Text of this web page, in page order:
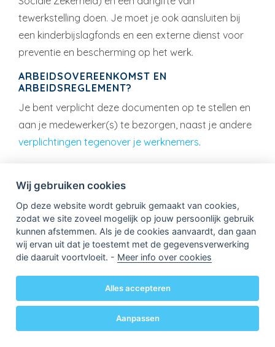
tewerkstelling doen. Je moet je ook aansluiten bij
een kinderbijslagfonds en een externe dienst voor
preventie en bescherming op het werk.
ARBEIDSOVEREENKOMST EN
ARBEIDSREGLEMENT?
Je bent verplicht deze documenten op te stellen en
aan je medewerker(s) te bezorgen, naast je andere
verplichtingen tegenover je werknemers.
JE WERKNEMERS VERZEKEREN: MEER
DAN EEN
ARBEIDSONGEVALLENVERZEKERING
Eenarbeidsongevallenverzekeringis
verplichte kost zodra je werknemers hebt.
Deze polis dekt de financiële gevolgen van een
arbeidsongeval: een ongeval tijdens het werk -
ook tijdens hettelewerken- of op de weg van
en naar het bedrijf.
Wij gebruiken cookies
Op deze website wordt gebruik gemaakt van cookies,
zodat we site zoveel mogelijk op jouw persoonlijk gebruik
kunnen afstemmen. Als je de cookies aanvaardt, dan gaan
wij ervan uit dat je toestemt met de gegevensverwerking
die daaruit voortvloeit. - Meer info over cookies
Alles accepteren
Aanpassen